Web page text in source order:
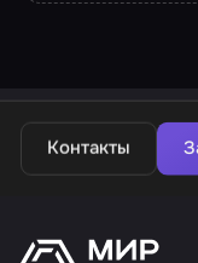
Контакты
Квесты в